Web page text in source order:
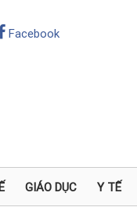
Facebook
GIÁO DỤC Y TẾ